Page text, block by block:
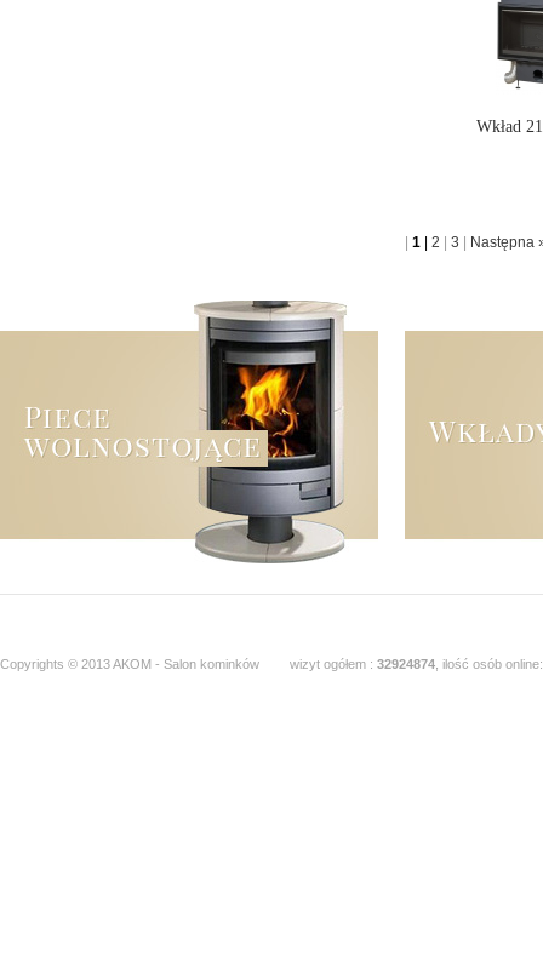
Wkład
1 2 3 Następna
Copyrights © 2013 AKOM - Salon kominków wizyt ogółem : 32924874 , ilość osób